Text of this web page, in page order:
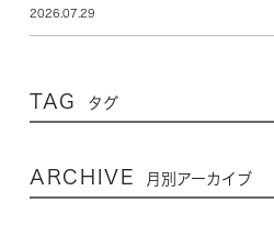
2026.07.29
TAG タグ
ARCHIVE 月別アーカイブ